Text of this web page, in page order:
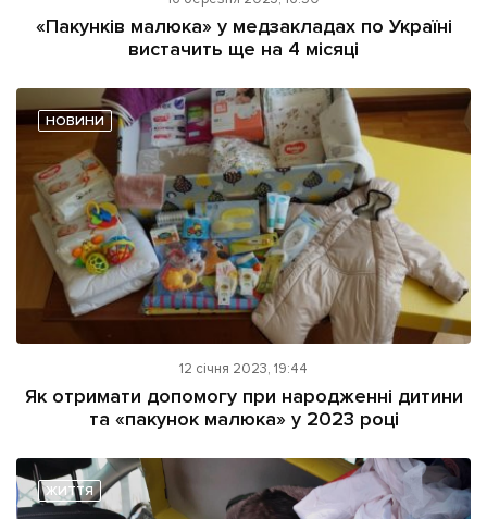
Картки
Репортаж
Розслідування
Погляди
Ініціативи
Лонгріди
Прес-релізи
Фото/Відео
Made in Lviv
Зв'язатися з нами
Реклама на сайті
Політика конфіденційності
Наші соц мережі
«Пакунків малюка» у медзакладах по Україні
вистачить ще на 4 місяці
НОВИНИ
12 січня 2023, 19:44
Як отримати допомогу при народженні дитини
та «пакунок малюка» у 2023 році
ЖИТТЯ